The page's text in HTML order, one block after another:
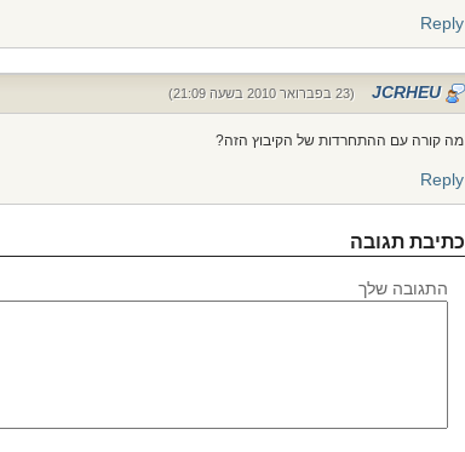
Reply
JCRHEU (23 בפברואר 2010 בשעה 21:09)
מה קורה עם ההתחרדות של הקיבוץ הזה?
Reply
כתיבת תגובה
התגובה שלך